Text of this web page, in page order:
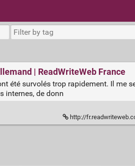
| ReadWriteWeb France
été survolés trop rapidement. Il me
internes, de donn
http://fr.readwriteweb.com/